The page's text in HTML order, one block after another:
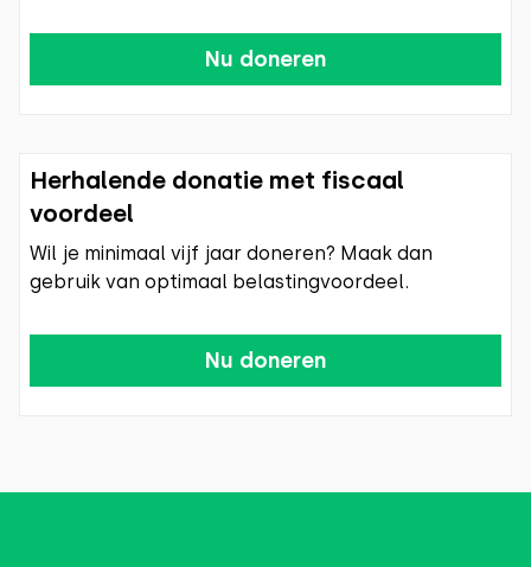
Nu doneren
Herhalende donatie met fiscaal
voordeel
Wil je minimaal vijf jaar doneren? Maak dan
gebruik van optimaal belastingvoordeel.
Nu doneren